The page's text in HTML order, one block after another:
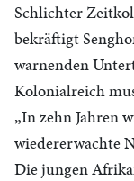
Schlichter
bekräftigt
warnenden
Kolonialreich
„In zehn Jahren
wiedererwachte
Die jungen